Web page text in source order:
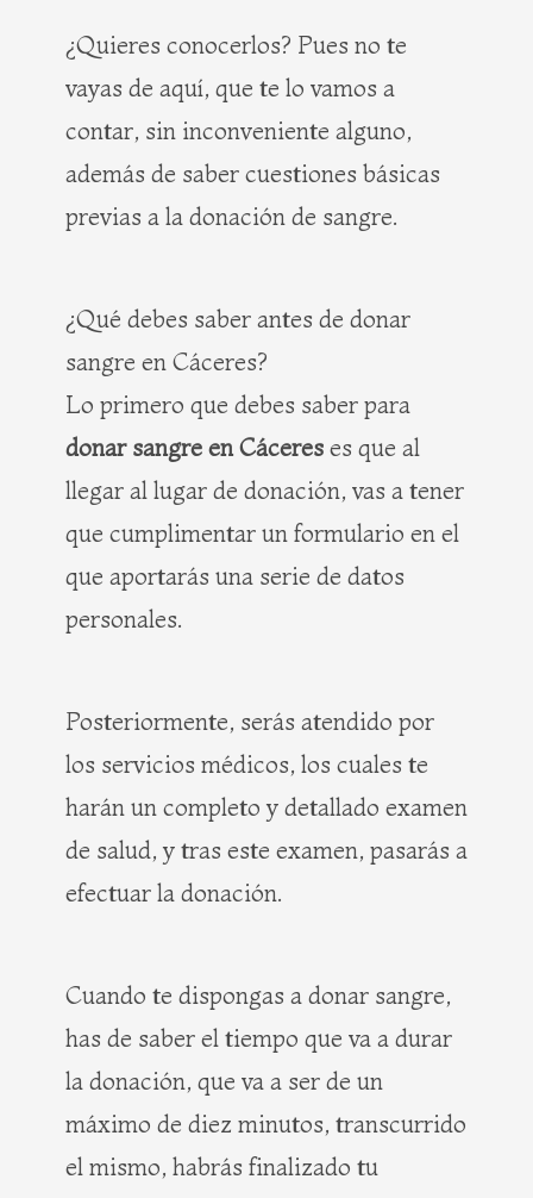
¿Quieres conocerlos? Pues no te
vayas de aquí, que te lo vamos a
contar, sin inconveniente alguno,
además de saber cuestiones básicas
previas a la donación de sangre.
¿Qué debes saber antes de donar
sangre en Cáceres?
Lo primero que debes saber para
donar sangre en Cáceres es que al
llegar al lugar de donación, vas a tener
que cumplimentar un formulario en el
que aportarás una serie de datos
personales.
Posteriormente, serás atendido por
los servicios médicos, los cuales te
harán un completo y detallado examen
de salud, y tras este examen, pasarás a
efectuar la donación.
Cuando te dispongas a donar sangre,
has de saber el tiempo que va a durar
la donación, que va a ser de un
máximo de diez minutos, transcurrido
el mismo, habrás finalizado tu